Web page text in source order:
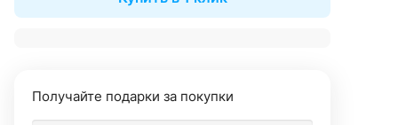
Получайте подарки за покупки